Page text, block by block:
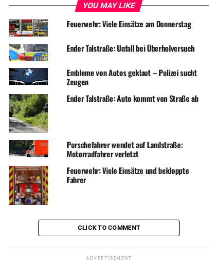
YOU MAY LIKE
Feuerwehr: Viele Einsätze am Donnerstag
Ender Talstraße: Unfall bei Überholversuch
Embleme von Autos geklaut – Polizei sucht
Zeugen
Ender Talstraße: Auto kommt von Straße ab
Porschefahrer wendet auf Landstraße:
Motorradfahrer verletzt
Feuerwehr: Viele Einsätze und bekloppte
Fahrer
CLICK TO COMMENT
ADVERTISEMENT